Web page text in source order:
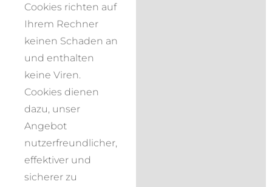
Cookies richten auf
Ihrem Rechner
keinen Schaden an
und enthalten
keine Viren.
Cookies dienen
dazu, unser
Angebot
nutzerfreundlicher,
effektiver und
sicherer zu